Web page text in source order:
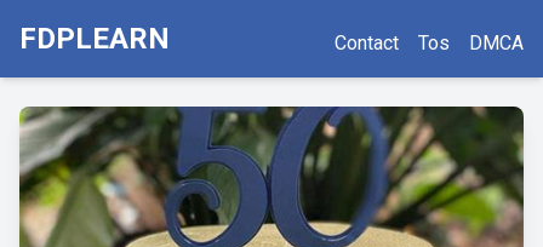
FDPLEARN Contact Tos DMCA